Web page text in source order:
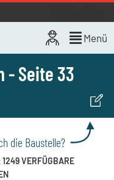
Menü
- Seite 33
die Baustelle?
1249 VERFÜGBARE